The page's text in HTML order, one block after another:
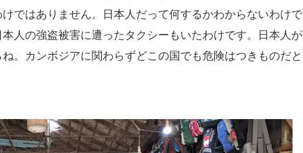
ではありません。日本人だって何するかわからないわけで
人の強盗被害に遭ったタクシーもいたわけです。日本人が
。カンボジアに関わらずどこの国でも危険はつきものだと